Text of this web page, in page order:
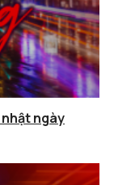
ngày